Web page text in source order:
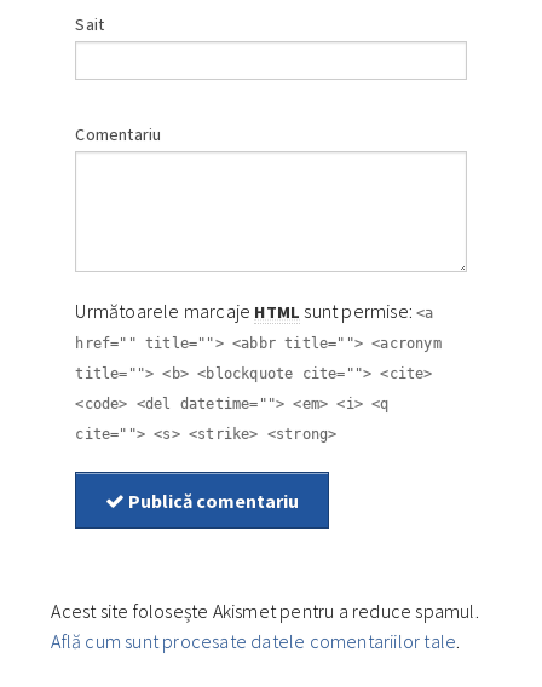
Sait
Comentariu
Următoarele marcaje HTML sunt permise:<a
href="" title=""> <abbr title=""> <acronym
title=""> <b> <blockquote cite=""> <cite>
<code> <del datetime=""> <em> <i> <q
cite=""> <s> <strike> <strong>
Publică comentariu
Acest site folosește Akismet pentru a reduce spamul.
Află cum sunt procesate datele comentariilor tale.